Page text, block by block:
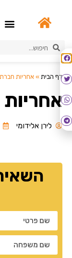
דף הבית » אחריות
לירן אלידומי